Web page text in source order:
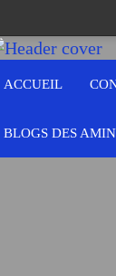
ACCUEIL
BLOGS DES